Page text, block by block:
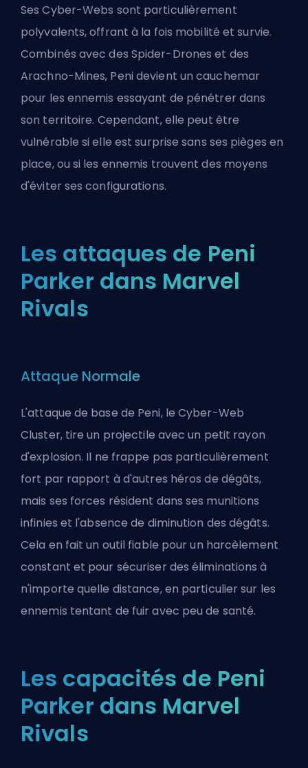
Ses Cyber-Webs sont particulièrement
polyvalents, offrant à la fois mobilité et survie.
Combinés avec des Spider-Drones et des
Arachno-Mines, Peni devient un cauchemar
pour les ennemis essayant de pénétrer dans
son territoire. Cependant, elle peut être
vulnérable si elle est surprise sans ses pièges en
place, ou si les ennemis trouvent des moyens
d'éviter ses configurations.
Les attaques de Peni
Parker dans Marvel
Rivals
Attaque Normale
L'attaque de base de Peni, le Cyber-Web
Cluster, tire un projectile avec un petit rayon
d'explosion. Il ne frappe pas particulièrement
fort par rapport à d'autres héros de dégâts,
mais ses forces résident dans ses munitions
infinies et l'absence de diminution des dégâts.
Cela en fait un outil fiable pour un harcèlement
constant et pour sécuriser des éliminations à
n'importe quelle distance, en particulier sur les
ennemis tentant de fuir avec peu de santé.
Les capacités de Peni
Parker dans Marvel
Rivals